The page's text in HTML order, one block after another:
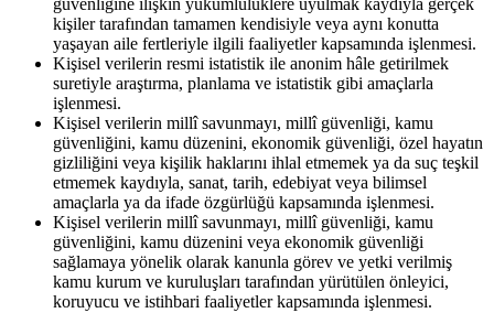
kişiler tarafından tamamen kendisiyle veya aynı konutta
yaşayan aile fertleriyle ilgili faaliyetler kapsamında işlenmesi.
Kişisel verilerin resmi istatistik ile anonim hâle getirilmek
suretiyle araştırma, planlama ve istatistik gibi amaçlarla
işlenmesi.
Kişisel verilerin millî savunmayı, millî güvenliği, kamu
güvenliğini, kamu düzenini, ekonomik güvenliği, özel hayatın
gizliliğini veya kişilik haklarını ihlal etmemek ya da suç teşkil
etmemek kaydıyla, sanat, tarih, edebiyat veya bilimsel
amaçlarla ya da ifade özgürlüğü kapsamında işlenmesi.
Kişisel verilerin millî savunmayı, millî güvenliği, kamu
güvenliğini, kamu düzenini veya ekonomik güvenliği
sağlamaya yönelik olarak kanunla görev ve yetki verilmiş
kamu kurum ve kuruluşları tarafından yürütülen önleyici,
koruyucu ve istihbari faaliyetler kapsamında işlenmesi.